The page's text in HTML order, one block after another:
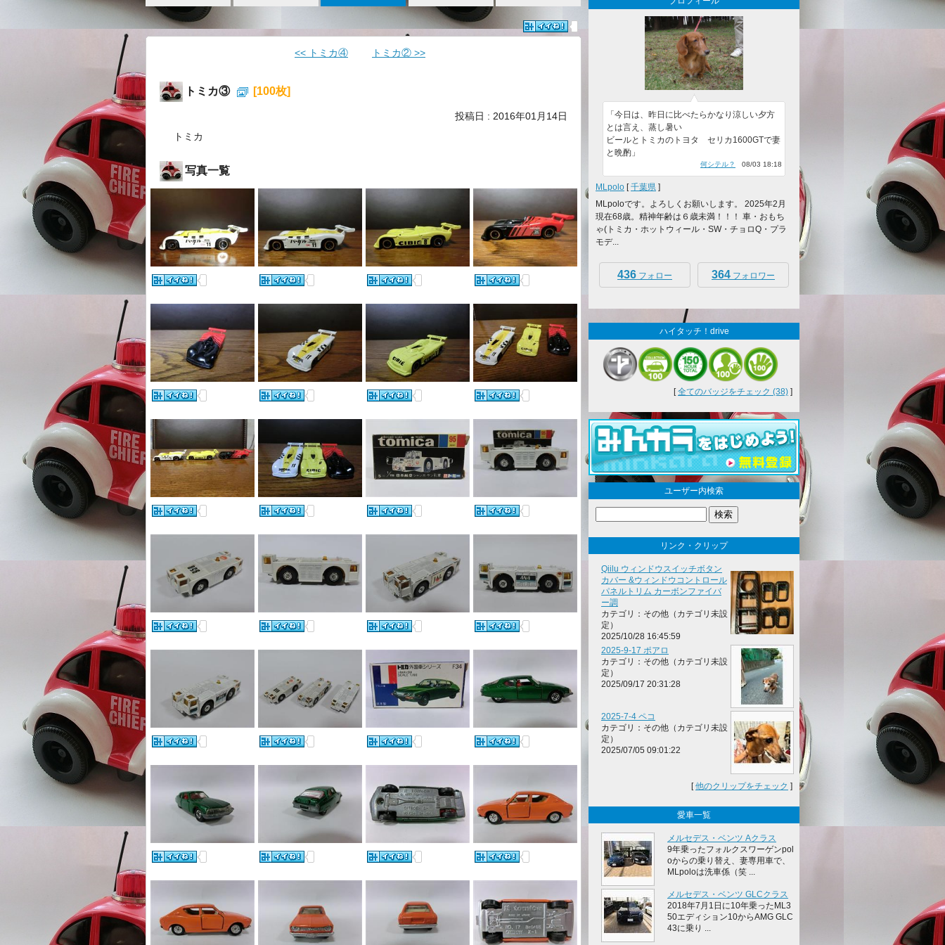
<< トミカ④ トミカ② >>
トミカ③ [100枚]
投稿日 : 2016年01月14日
トミカ
写真一覧
「今日は、昨日に比べたらかなり涼しい夕方
とは言え、蒸し暑い
ビールとトミカのトヨタ セリカ1600GTで妻
と晩酌」
何シテル？ 08/03 18:18
MLpolo [千葉県 ]
MLpoloです。よろしくお願いします。 2025年2月
現在68歳。精神年齢は６歳未満！！！ 車・おもち
ゃ(トミカ・ホットウィール・SW・チョロQ・プラ
モデ...
436 フォロー 364 フォロワー
ハイタッチ！drive
[全てのバッジをチェック (38) ]
ユーザー内検索
リンク・クリップ
Qiilu ウィンドウスイッチボタン
カバー &ウィンドウコントロール
パネルトリム カーボンファイバ
ー調
カテゴリ：その他（カテゴリ未設
定）
2025/10/28 16:45:59
2025-9-17 ポアロ
カテゴリ：その他（カテゴリ未設
定）
2025/09/17 20:31:28
2025-7-4 ペコ
カテゴリ：その他（カテゴリ未設
定）
2025/07/05 09:01:22
[他のクリップをチェック ]
愛車一覧
メルセデス・ベンツ Aクラス
9年乗ったフォルクスワーゲンpol
oからの乗り替え、妻専用車で、
MLpoloは洗車係（笑 ...
メルセデス・ベンツ GLCクラス
2018年7月1日に10年乗ったML3
50エディション10からAMG GLC
43に乗り ...